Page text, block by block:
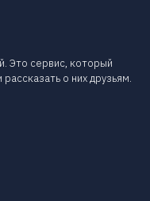
Это сервис, который
о них друзьям.